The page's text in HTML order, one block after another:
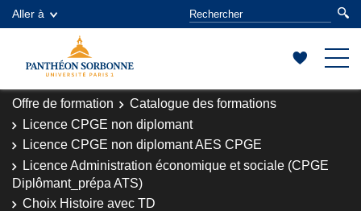
Aller à
Offre de formation
Catalogue des formations
Licence CPGE non diplomant
Licence CPGE non diplomant AES CPGE
Licence Administration économique et sociale (CPGE
Diplômant_prépa ATS)
Choix Histoire avec TD